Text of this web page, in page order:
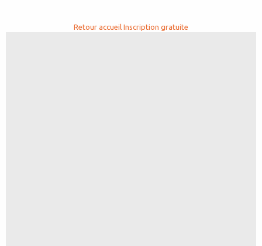
Retour accueil Inscription gratuite